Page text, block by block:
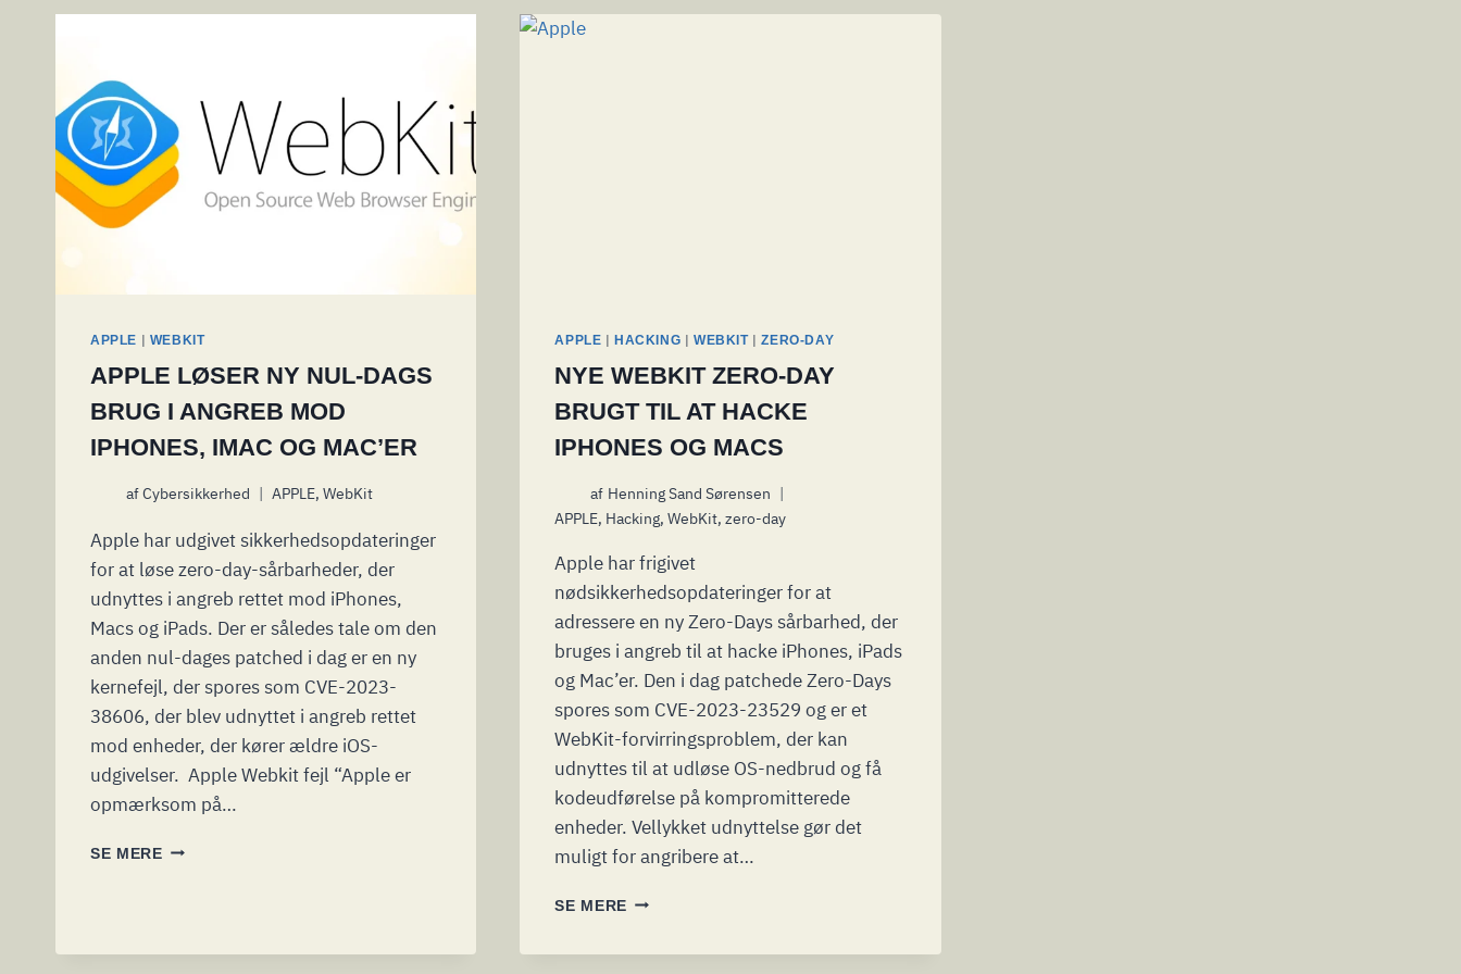
APPLE | WEBKIT
APPLE LØSER NY NUL-DAGS
BRUG I ANGREB MOD
IPHONES, IMAC OG MAC’ER
afCybersikkerhed APPLE,WebKit
Apple har udgivet sikkerhedsopdateringer
for at løse zero-day-sårbarheder, der
udnyttes i angreb rettet mod iPhones,
Macs og iPads. Der er således tale om den
anden nul-dages patched i dag er en ny
kernefejl, der spores som CVE-2023-
38606, der blev udnyttet i angreb rettet
mod enheder, der kører ældre iOS-
udgivelser. Apple Webkit fejl “Apple er
opmærksom på…
SE MEREAPPLE
APPLE |HACKING |WEBKIT|ZERO-DAY
NYE WEBKIT ZERO-DAY
BRUGT TIL AT HACKE
IPHONES OG MACS
af Henning Sand Sørensen
APPLE, Hacking,WebKit,zero-day
Apple har frigivet
nødsikkerhedsopdateringer for at
adressere en ny Zero-Days sårbarhed, der
bruges i angreb til at hacke iPhones, iPads
og Mac’er. Den i dag patchede Zero-Days
spores som CVE-2023-23529 og er et
WebKit-forvirringsproblem, der kan
udnyttes til at udløse OS-nedbrud og få
kodeudførelse på kompromitterede
enheder. Vellykket udnyttelse gør det
muligt for angribere at…
SE MERE NYE